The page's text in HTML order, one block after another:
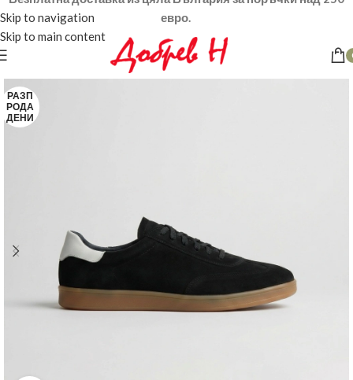
Skip to navigation
Skip to main content
евро.
РАЗП
РОДА
ДЕНИ